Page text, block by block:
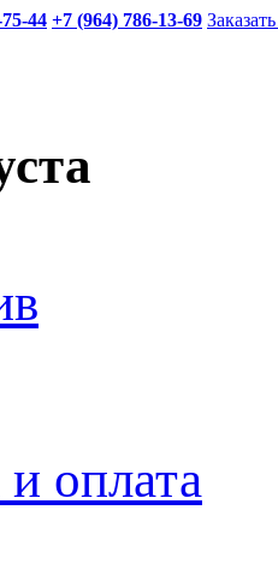
44 +7 (964) 786-13-69
оплата